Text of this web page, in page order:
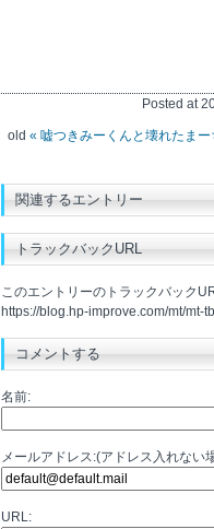
Posted at
old « 嘘つきみーくんと壊れたま
関連するエントリー
トラックバックURL
このエントリーのトラックバック
https://blog.hp-improve.com/mt/mt-
コメントする
名前:
メールアドレス:(アドレス入れない
URL: